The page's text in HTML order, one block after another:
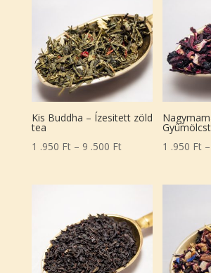
Kis Buddha – Ízesitett zöld
tea
1 .950 Ft – 9 .500 FtÁrtartomány:
.950 Ft
9
.500 Ft
1 .950 Ft –